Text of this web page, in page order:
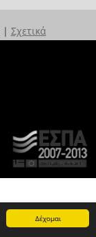
Δέχομαι
| Σχετικά